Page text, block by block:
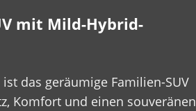
mit Mild-Hybrid-
das geräumige Familien-SUV
Komfort und einen souveränen